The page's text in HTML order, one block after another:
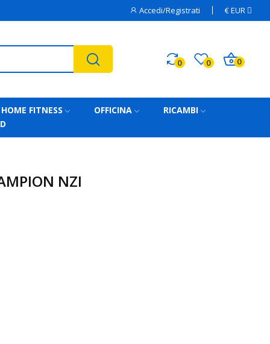
Accedi/Registrati €EUR
0 0 0
HOME FITNESS OFFICINA
RICAMBI
NZI